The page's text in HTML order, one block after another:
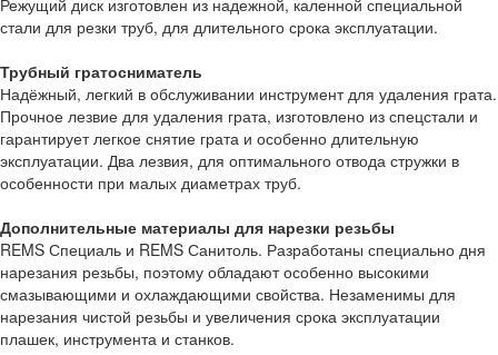
Режущий диск изготовлен из надежной, каленной специальной
стали для резки труб, для длительного срока эксплуатации.
Трубный гратосниматель
Надёжный, легкий в обслуживании инструмент для удаления грата.
Прочное лезвие для удаления грата, изготовлено из спецстали и
гарантирует легкое снятие грата и особенно длительную
эксплуатации. Два лезвия, для оптимального отвода стружки в
особенности при малых диаметрах труб.
Дополнительные материалы для нарезки резьбы
REMS Специаль и REMS Санитоль. Разработаны специально дня
нарезания резьбы, поэтому обладают особенно высокими
смазывающими и охлаждающими свойства. Незаменимы для
нарезания чистой резьбы и увеличения срока эксплуатации
плашек, инструмента и станков.